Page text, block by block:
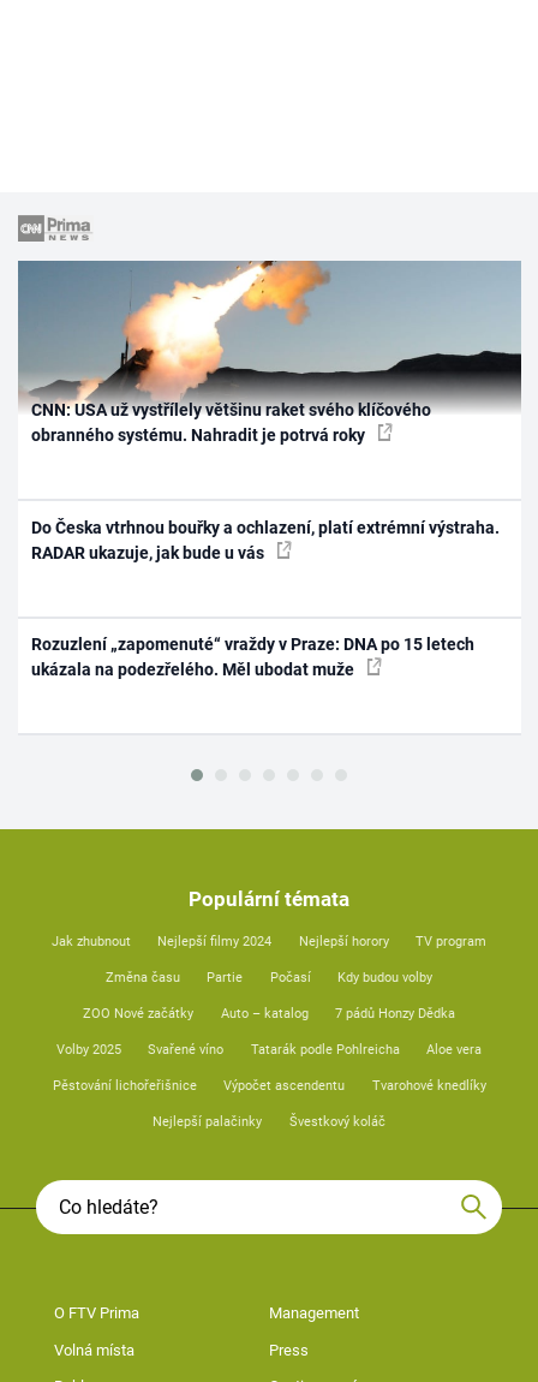
CNN: USA už vystřílely většinu raket svého klíčového
obranného systému. Nahradit je potrvá roky
Do Česka vtrhnou bouřky a ochlazení, platí extrémní výstraha.
RADAR ukazuje, jak bude u vás
Rozuzlení „zapomenuté“ vraždy v Praze: DNA po 15 letech
ukázala na podezřelého. Měl ubodat muže
Populární témata
Jak zhubnout Nejlepší filmy 2024 Nejlepší horory TV program
Změna času Partie Počasí Kdy budou volby
ZOO Nové začátky Auto – katalog 7 pádů Honzy Dědka
Volby 2025 Svařené víno Tatarák podle Pohlreicha Aloe vera
Pěstování lichořeřišnice Výpočet ascendentu Tvarohové knedlíky
Nejlepší palačinky Švestkový koláč
O FTV Prima Management
Volná místa Press